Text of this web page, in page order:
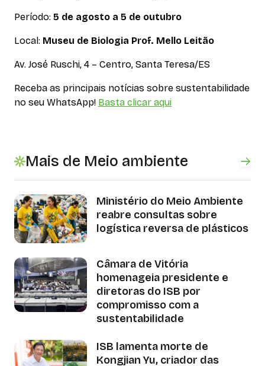
Período: 5 de agosto a 5 de outubro
Local: Museu de Biologia Prof. Mello Leitão
Av. José Ruschi, 4 – Centro, Santa Teresa/ES
Receba as principais notícias sobre sustentabilidade
no seu WhatsApp! Basta clicar aqui
Mais de Meio ambiente
Ministério do Meio Ambiente
reabre consultas sobre
logística reversa de plásticos
Câmara de Vitória
homenageia presidente e
diretoras do ISB por
compromisso com a
sustentabilidade
ISB lamenta morte de
Kongjian Yu, criador das